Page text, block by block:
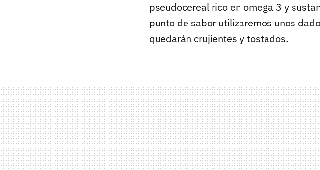
pseudocereal rico en omega 3 y
punto de sabor utilizaremos unos
quedarán crujientes y tostados.